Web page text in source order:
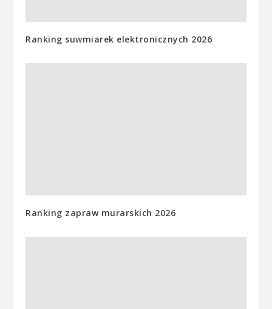
Ranking suwmiarek elektronicznych 2026
Ranking zapraw murarskich 2026